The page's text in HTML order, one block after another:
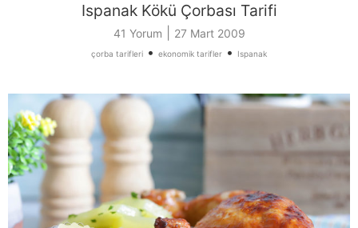
Ispanak Kökü Çorbası Tarifi
41 Yorum 27 Mart 2009
çorba tarifleri • ekonomik tarifler • Ispanak